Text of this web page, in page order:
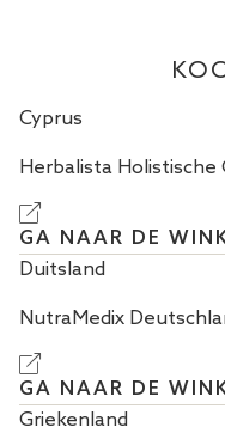
Cyprus
Herbalista Holistische
GA NAAR DE
Duitsland
NutraMedix
GA NAAR DE
Griekenland